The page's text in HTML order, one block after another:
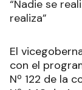
“Nadie se
realiza”
El
con el
Nº 122 de la